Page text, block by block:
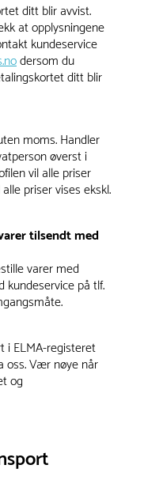
ditt blir avvist.
at opplysningene
kundeservice
dersom du
ditt blir
moms. Handler
øverst i
vil alle priser
priser vises ekskl.
tilsendt med
varer med
kundeservice på tlf.
i ELMA-registeret
oss. Vær nøye når
og